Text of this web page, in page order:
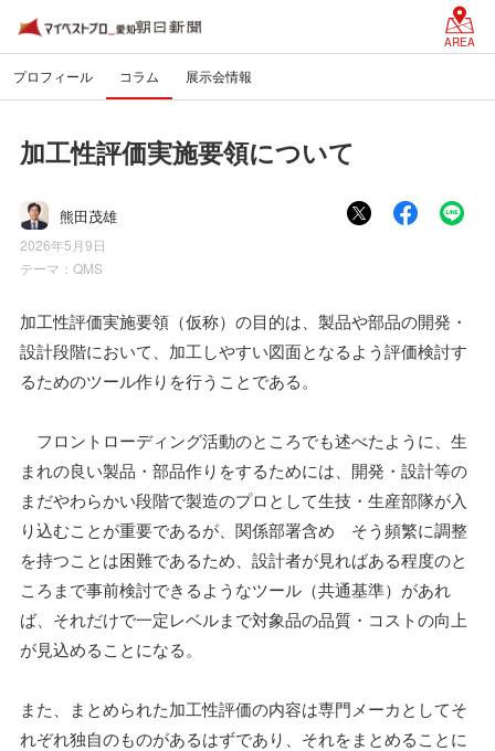
AREA
プロフィール コラム 展示会情報
加工性評価実施要領について
熊田茂雄
2026年5月9日
テーマ： QMS
加工性評価実施要領（仮称）の目的は、製品や部品の開発・
設計段階において、加工しやすい図面となるよう評価検討す
るためのツール作りを行うことである。
フロントローディング活動のところでも述べたように、生
まれの良い製品・部品作りをするためには、開発・設計等の
まだやわらかい段階で製造のプロとして生技・生産部隊が入
り込むことが重要であるが、関係部署含め そう頻繁に調整
を持つことは困難であるため、設計者が見ればある程度のと
ころまで事前検討できるようなツール（共通基準）があれ
ば、それだけで一定レベルまで対象品の品質・コストの向上
が見込めることになる。
また、まとめられた加工性評価の内容は専門メーカとしてそ
れぞれ独自のものがあるはずであり、それをまとめることに